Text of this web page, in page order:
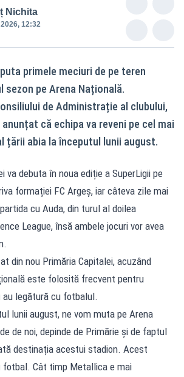
Nichita
12:32
primele meciuri de pe teren
sezon pe Arena Națională.
de Administrație al clubului,
că echipa va reveni pe cel mai
țării abia la începutul lunii august.
va debuta în noua ediție a SuperLigii pe
formației FC Argeș, iar câteva zile mai
cu Auda, din turul al doilea
League, însă ambele jocuri vor avea
din nou Primăria Capitalei, acuzând
este folosită frecvent pentru
au legătură cu fotbalul.
lunii august, ne vom muta pe Arena
de noi, depinde de Primărie și de faptul
destinația acestui stadion. Acest
Cât timp Metallica e mai